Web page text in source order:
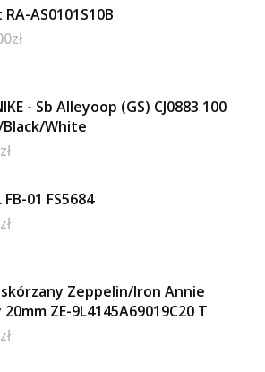
AS0101S10B
zł
- Sb Alleyoop (GS) CJ0883 100
White
zł
FB-01 FS5684
zł
Zeppelin/Iron Annie
ZE-9L4145A69019C20 T
zł